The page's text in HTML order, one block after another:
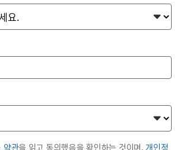
약관을 읽고 동의했음을 확인하는 것이며, 개인정